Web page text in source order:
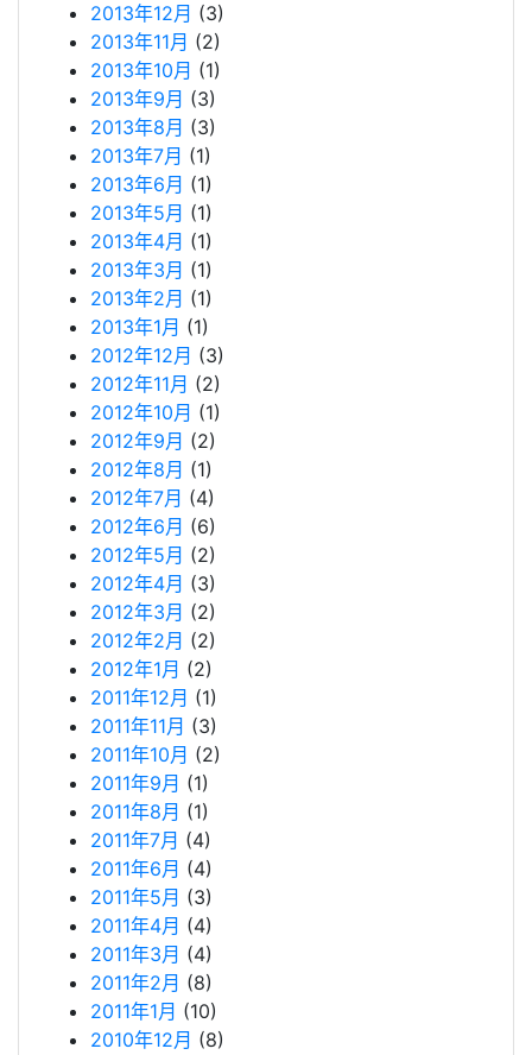
2013年12月 (3)
2013年11月 (2)
2013年10月 (1)
2013年9月 (3)
2013年8月 (3)
2013年7月 (1)
2013年6月 (1)
2013年5月 (1)
2013年4月 (1)
2013年3月 (1)
2013年2月 (1)
2013年1月 (1)
2012年12月 (3)
2012年11月 (2)
2012年10月 (1)
2012年9月 (2)
2012年8月 (1)
2012年7月 (4)
2012年6月 (6)
2012年5月 (2)
2012年4月 (3)
2012年3月 (2)
2012年2月 (2)
2012年1月 (2)
2011年12月 (1)
2011年11月 (3)
2011年10月 (2)
2011年9月 (1)
2011年8月 (1)
2011年7月 (4)
2011年6月 (4)
2011年5月 (3)
2011年4月 (4)
2011年3月 (4)
2011年2月 (8)
2011年1月 (10)
2010年12月 (8)